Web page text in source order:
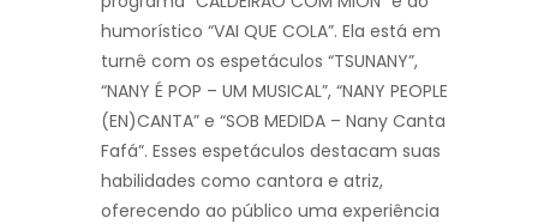
humorístico “VAI QUE COLA”. Ela está em
turnê com os espetáculos “TSUNANY”,
“NANY É POP – UM MUSICAL”, “NANY PEOPLE
(EN)CANTA” e “SOB MEDIDA – Nany Canta
Fafá”. Esses espetáculos destacam suas
habilidades como cantora e atriz,
oferecendo ao público uma experiência